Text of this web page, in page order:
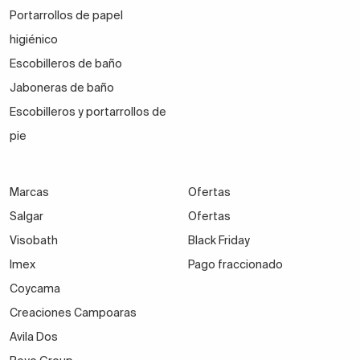
Portarrollos de papel
higiénico
Escobilleros de baño
Jaboneras de baño
Escobilleros y portarrollos de
pie
Marcas
Salgar
Visobath
Imex
Coycama
Creaciones Campoaras
Avila Dos
Ofertas
Ofertas
Black Friday
Pago fraccionado